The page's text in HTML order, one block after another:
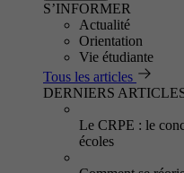
S’INFORMER
Actualité
Orientation
Vie étudiante
Tous les articles
DERNIERS
Le CRPE : le
écoles